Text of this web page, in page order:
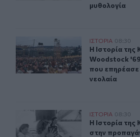
μυθολογία
Η Ιστορία της Κυριακής:
ΙΣΤΟΡΙΑ 08:30
Η Ιστορία
Η Ιστορία της
Woodstock
που επηρέασε
νεολαία
Η Ιστορία της Κυριακής:
ΙΣΤΟΡΙΑ 08:30
Η Ιστορία
Η Ιστορία της
στην